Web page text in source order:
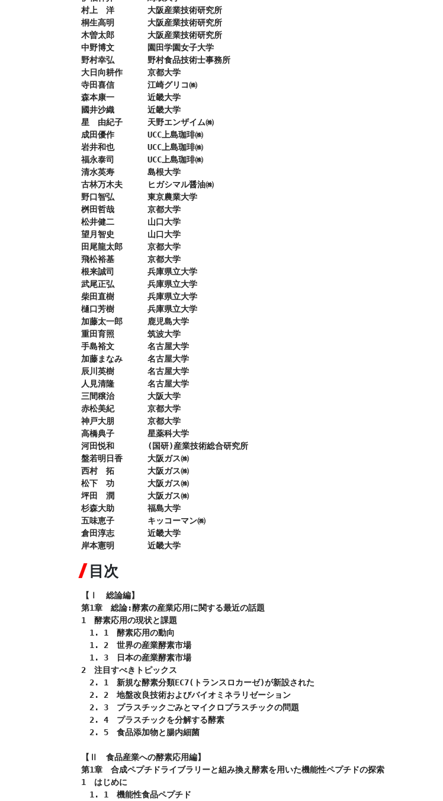
村上　洋　　　　大阪産業技術研究所
桐生高明　　　　大阪産業技術研究所
木曽太郎　　　　大阪産業技術研究所
中野博文　　　　園田学園女子大学
野村幸弘　　　　野村食品技術士事務所
大日向耕作　　　京都大学
寺田喜信　　　　江崎グリコ㈱
森本康一　　　　近畿大学
國井沙織　　　　近畿大学
星　由紀子　　　天野エンザイム㈱
成田優作　　　　UCC上島珈琲㈱
岩井和也　　　　UCC上島珈琲㈱
福永泰司　　　　UCC上島珈琲㈱
清水英寿　　　　島根大学
古林万木夫　　　ヒガシマル醤油㈱
野口智弘　　　　東京農業大学
桝田哲哉　　　　京都大学
松井健二　　　　山口大学
望月智史　　　　山口大学
田尾龍太郎　　　京都大学
飛松裕基　　　　京都大学
根来誠司　　　　兵庫県立大学
武尾正弘　　　　兵庫県立大学
柴田直樹　　　　兵庫県立大学
樋口芳樹　　　　兵庫県立大学
加藤太一郎　　　鹿児島大学
重田育照　　　　筑波大学
手島裕文　　　　名古屋大学
加藤まなみ　　　名古屋大学
辰川英樹　　　　名古屋大学
人見清隆　　　　名古屋大学
三間穣治　　　　大阪大学
赤松美紀　　　　京都大学
神戸大朋　　　　京都大学
高橋典子　　　　星薬科大学
河田悦和　　　　(国研)産業技術総合研究所
盤若明日香　　　大阪ガス㈱
西村　拓　　　　大阪ガス㈱
松下　功　　　　大阪ガス㈱
坪田　潤　　　　大阪ガス㈱
杉森大助　　　　福島大学
五味恵子　　　　キッコーマン㈱
倉田淳志　　　　近畿大学
岸本憲明　　　　近畿大学
目次
【Ⅰ　総論編】
第1章　総論:酵素の産業応用に関する最近の話題
1　酵素応用の現状と課題
1. 1　酵素応用の動向
1. 2　世界の産業酵素市場
1. 3　日本の産業酵素市場
2　注目すべきトピックス
2. 1　新規な酵素分類EC7(トランスロカーゼ)が新設された
2. 2　地盤改良技術およびバイオミネラリゼーション
2. 3　プラスチックごみとマイクロプラスチックの問題
2. 4　プラスチックを分解する酵素
2. 5　食品添加物と腸内細菌
【Ⅱ　食品産業への酵素応用編】
第1章　合成ペプチドライブラリーと組み換え酵素を用いた機能性ペプチドの探索
1　はじめに
1. 1　機能性食品ペプチド